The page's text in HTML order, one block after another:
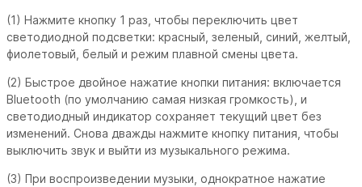
(1) Нажмите кнопку 1 раз, чтобы переключить цвет
светодиодной подсветки: красный, зеленый, синий, желтый,
фиолетовый, белый и режим плавной смены цвета.
(2) Быстрое двойное нажатие кнопки питания: включается
Bluetooth (по умолчанию самая низкая громкость), и
светодиодный индикатор сохраняет текущий цвет без
изменений. Снова дважды нажмите кнопку питания, чтобы
выключить звук и выйти из музыкального режима.
(3) При воспроизведении музыки, однократное нажатие